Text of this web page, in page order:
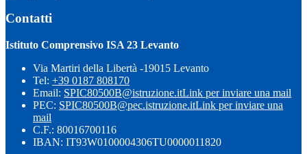
Contatti
Istituto Comprensivo ISA 23 Levanto
Via Martiri della Libertà -19015 Levanto
Tel: +39 0187 808170
Email: SPIC80500B@istruzione.itLink per inviare una mail
PEC: SPIC80500B@pec.istruzione.itLink per inviare una
mail
C.F.: 80016700116
IBAN: IT93W0100004306TU0000011820